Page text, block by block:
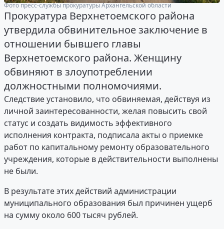
Фото пресс-службы прокуратуры Архангельской области
Прокуратура Верхнетоемского района
утвердила обвинительное заключение в
отношении бывшего главы
Верхнетоемского района. Женщину
обвиняют в злоупотреблении
должностными полномочиями.
Следствие установило, что обвиняемая, действуя из
личной заинтересованности, желая повысить свой
статус и создать видимость эффективного
исполнения контракта, подписала акты о приемке
работ по капитальному ремонту образовательного
учреждения, которые в действительности выполнены
не были.
В результате этих действий администрации
муниципального образования был причинен ущерб
на сумму около 600 тысяч рублей.